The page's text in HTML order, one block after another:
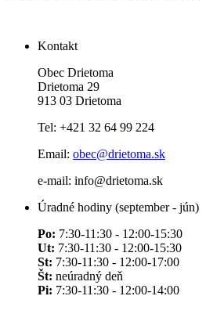
Kontakt
Obec Drietoma
Drietoma 29
913 03 Drietoma
Tel: +421 32 64 99 224
Email: obec@drietoma.sk
e-mail: info@drietoma.sk
Úradné hodiny (september - jún)
Po: 7:30-11:30 - 12:00-15:30
Ut: 7:30-11:30 - 12:00-15:30
St: 7:30-11:30 - 12:00-17:00
Št: neúradný deň
Pi: 7:30-11:30 - 12:00-14:00